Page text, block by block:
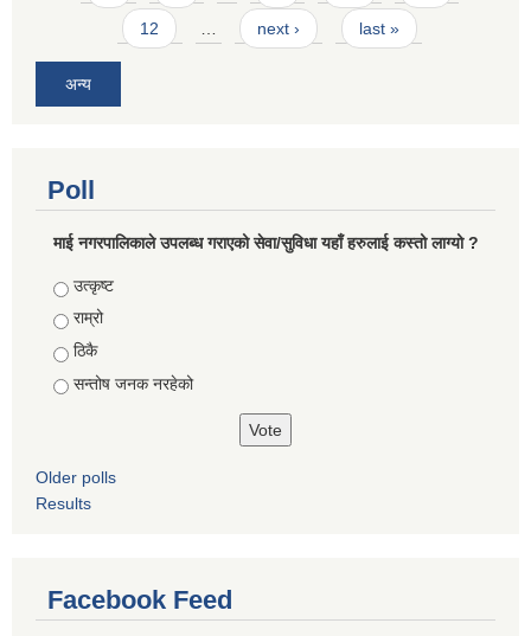
12 … next › last »
अन्य
Poll
माई नगरपालिकाले उपलब्ध गराएको सेवा/सुविधा यहाँ हरुलाई कस्तो लाग्यो ?
Choices
उत्कृष्ट
राम्रो
ठिकै
सन्तोष जनक नरहेको
Older polls
Results
Facebook Feed